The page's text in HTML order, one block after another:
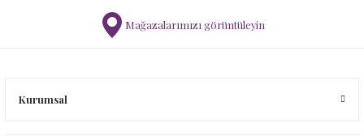
Mağazalarımızı görüntüleyin
Kurumsal